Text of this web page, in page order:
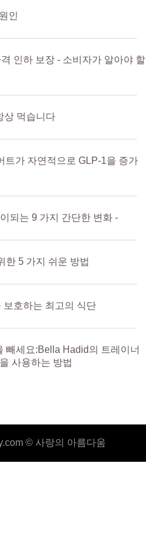
인
인하 보장 - 소비자가 알아야 할
상 먹습니다
트가 자연적으로 GLP-1을 증가
되는 9 가지 간단한 변화 -
한 5 가지 쉬운 방법
보호하는 최고의 식단
빼세요:Bella Hadid의 트레이너
사용하는 방법
© 사랑의 아름다움